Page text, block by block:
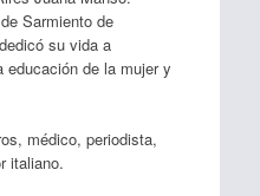
Sarmiento de
su vida a
de la mujer y
médico, periodista,
italiano.